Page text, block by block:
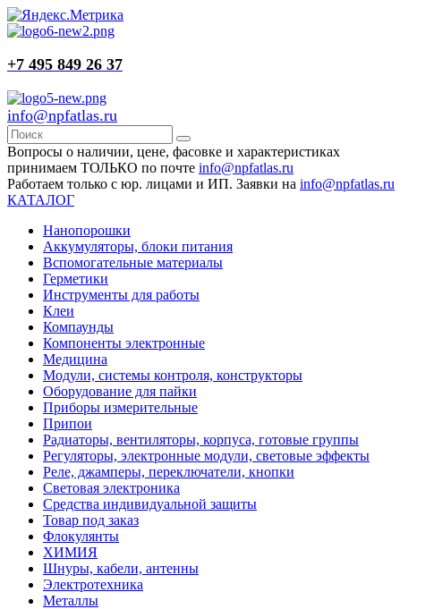
+7 495 849 26 37
info@npfatlas.ru
Вопросы о наличии, цене, фасовке и характеристиках
принимаем ТОЛЬКО по почте info@npfatlas.ru
Работаем только с юр. лицами и ИП. Заявки на info@npfatlas.ru
КАТАЛОГ
Нанопорошки
Аккумуляторы, блоки питания
Вспомогательные материалы
Герметики
Инструменты для работы
Клеи
Компаунды
Компоненты электронные
Медицина
Модули, системы контроля, конструкторы
Оборудование для пайки
Приборы измерительные
Припои
Радиаторы, вентиляторы, корпуса, готовые группы
Регуляторы, электронные модули, световые эффекты
Реле, джамперы, переключатели, кнопки
Световая электроника
Средства индивидуальной защиты
Товар под заказ
Флокулянты
ХИМИЯ
Шнуры, кабели, антенны
Электротехника
Металлы